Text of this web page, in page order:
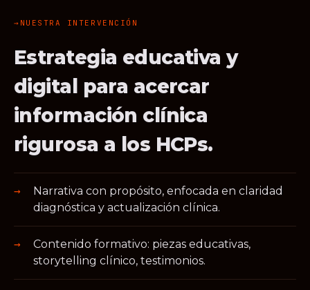
NUESTRA INTERVENCIÓN
Estrategia educativa y
digital para acercar
información clínica
rigurosa a los HCPs.
Narrativa con propósito, enfocada en claridad
diagnóstica y actualización clínica.
Contenido formativo: piezas educativas,
storytelling clínico, testimonios.